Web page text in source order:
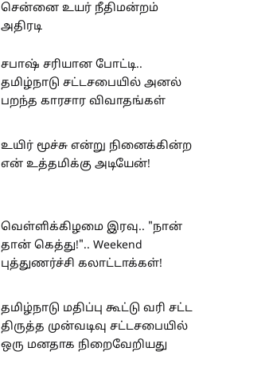
சென்னை உயர் நீதிமன்றம்
அதிரடி
சபாஷ் சரியான போட்டி..
தமிழ்நாடு சட்டசபையில் அனல்
பறந்த காரசார விவாதங்கள்
உயிர் மூச்சு என்று நினைக்கின்ற
என் உத்தமிக்கு அடியேன்!
வெள்ளிக்கிழமை இரவு.. "நான்
தான் கெத்து!".. Weekend
புத்துணர்ச்சி கலாட்டாக்கள்!
தமிழ்நாடு மதிப்பு கூட்டு வரி சட்ட
திருத்த முன்வடிவு சட்டசபையில்
ஒரு மனதாக நிறைவேறியது